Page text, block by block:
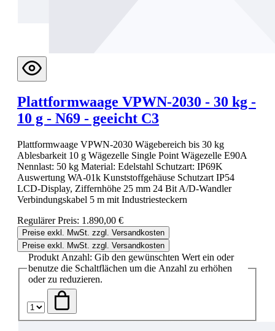
Plattformwaage VPWN-2030 - 30 kg -
10 g - N69 - geeicht C3
Plattformwaage VPWN-2030 Wägebereich bis 30 kg
Ablesbarkeit 10 g Wägezelle Single Point Wägezelle E90A
Nennlast: 50 kg Material: Edelstahl Schutzart: IP69K
Auswertung WA-01k Kunststoffgehäuse Schutzart IP54
LCD-Display, Ziffernhöhe 25 mm 24 Bit A/D-Wandler
Verbindungskabel 5 m mit Industriesteckern
Regulärer Preis: 1.890,00 €
Preise exkl. MwSt. zzgl. Versandkosten
Preise exkl. MwSt. zzgl. Versandkosten
Produkt Anzahl: Gib den gewünschten Wert ein oder
benutze die Schaltflächen um die Anzahl zu erhöhen
oder zu reduzieren.